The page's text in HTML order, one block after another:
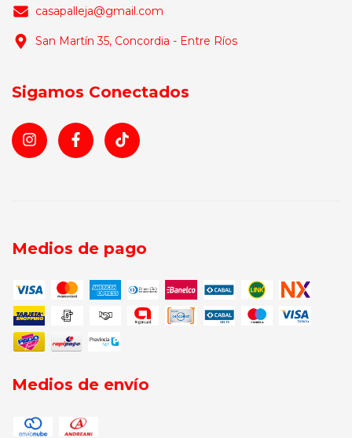
casapalleja@gmail.com
San Martín 35, Concordia - Entre Ríos
Sigamos Conectados
Medios de pago
Medios de envío